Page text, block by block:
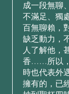
成⼀段無聊
不滿⾜、獨
百無聊賴，
缺乏動⼒，
⼈了解他，
⾹……所以
時也代表外
擁有的，已